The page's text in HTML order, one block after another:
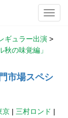
ギュラー出演 >
の味覚編」
市場スペシ
京 | 三村ロンド |